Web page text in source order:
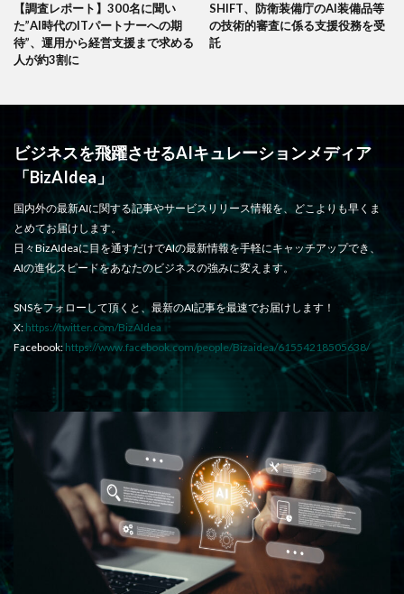
【調査レポート】300名に聞い
た”AI時代のITパートナーへの期
待”、運用から経営支援まで求める
人が約3割に
SHIFT、防衛装備庁のAI装備品等
の技術的審査に係る支援役務を受
託
ビジネスを飛躍させるAIキュレーションメディア
「BizAIdea」
国内外の最新AIに関する記事やサービスリリース情報を、どこよりも早くま
とめてお届けします。
日々BizAIdeaに目を通すだけでAIの最新情報を手軽にキャッチアップでき、
AIの進化スピードをあなたのビジネスの強みに変えます。
SNSをフォローして頂くと、最新のAI記事を最速でお届けします！
X: https://twitter.com/BizAIdea
Facebook: https://www.facebook.com/people/Bizaidea/61554218505638/